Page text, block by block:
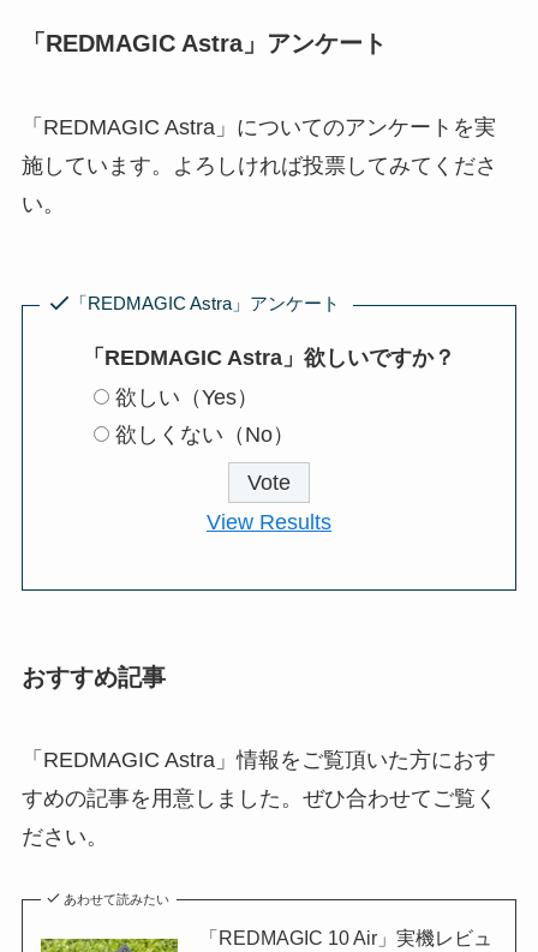
「REDMAGIC Astra」アンケート
「REDMAGIC Astra」についてのアンケートを実
施しています。よろしければ投票してみてくださ
い。
「REDMAGIC Astra」アンケート
「REDMAGIC Astra」欲しいですか？
欲しい（Yes）
欲しくない（No）
View Results
おすすめ記事
「REDMAGIC Astra」情報をご覧頂いた方におす
すめの記事を用意しました。ぜひ合わせてご覧く
ださい。
あわせて読みたい
「REDMAGIC 10 Air」実機レビュ